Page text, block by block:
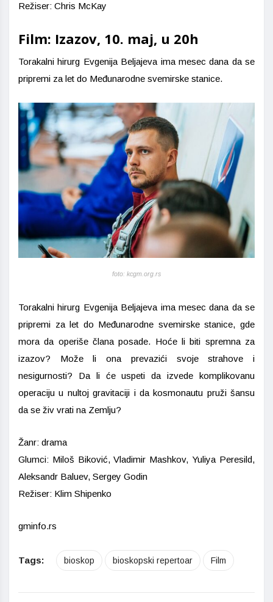
Režiser: Chris McKay
Film: Izazov, 10. maj, u 20h
Torakalni hirurg Evgenija Beljajeva ima mesec dana da se
pripremi za let do Međunarodne svemirske stanice.
foto: kcgm.org.rs
Torakalni hirurg Evgenija Beljajeva ima mesec dana da se
pripremi za let do Međunarodne svemirske stanice, gde
mora da operiše člana posade. Hoće li biti spremna za
izazov? Može li ona prevazići svoje strahove i
nesigurnosti? Da li će uspeti da izvede komplikovanu
operaciju u nultoj gravitaciji i da kosmonautu pruži šansu
da se živ vrati na Zemlju?
Žanr: drama
Glumci: Miloš Biković, Vladimir Mashkov, Yuliya Peresild,
Aleksandr Baluev, Sergey Godin
Režiser: Klim Shipenko
gminfo.rs
Tags: bioskop bioskopski repertoar Film